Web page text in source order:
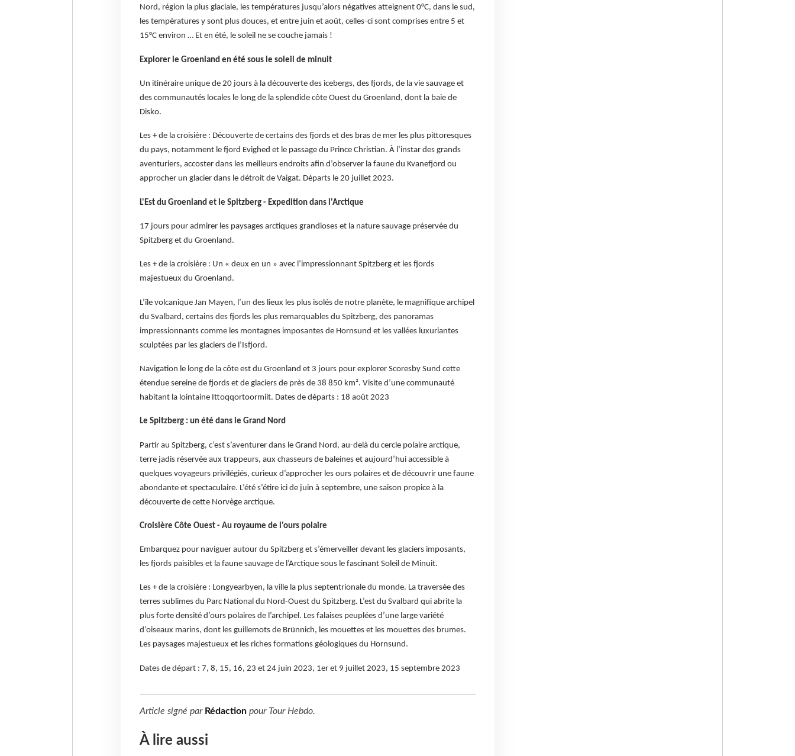
Nord, région la plus glaciale, les températures jusqu’alors négatives atteignent 0°C, dans le sud,
les températures y sont plus douces, et entre juin et août, celles-ci sont comprises entre 5 et
15°C environ … Et en été, le soleil ne se couche jamais !
Explorer le Groenland en été sous le soleil de minuit
Un itinéraire unique de 20 jours à la découverte des icebergs, des fjords, de la vie sauvage et
des communautés locales le long de la splendide côte Ouest du Groenland, dont la baie de
Disko.
Les + de la croisière : Découverte de certains des fjords et des bras de mer les plus pittoresques
du pays, notamment le fjord Evighed et le passage du Prince Christian. À l’instar des grands
aventuriers, accoster dans les meilleurs endroits afin d’observer la faune du Kvanefjord ou
approcher un glacier dans le détroit de Vaigat. Départs le 20 juillet 2023.
L'Est du Groenland et le Spitzberg - Expedition dans l'Arctique
17 jours pour admirer les paysages arctiques grandioses et la nature sauvage préservée du
Spitzberg et du Groenland.
Les + de la croisière : Un « deux en un » avec l’impressionnant Spitzberg et les fjords
majestueux du Groenland.
L’île volcanique Jan Mayen, l’un des lieux les plus isolés de notre planète, le magnifique archipel
du Svalbard, certains des fjords les plus remarquables du Spitzberg, des panoramas
impressionnants comme les montagnes imposantes de Hornsund et les vallées luxuriantes
sculptées par les glaciers de l’Isfjord.
Navigation le long de la côte est du Groenland et 3 jours pour explorer Scoresby Sund cette
étendue sereine de fjords et de glaciers de près de 38 850 km². Visite d’une communauté
habitant la lointaine Ittoqqortoormiit. Dates de départs : 18 août 2023
Le Spitzberg : un été dans le Grand Nord
Partir au Spitzberg, c’est s’aventurer dans le Grand Nord, au-delà du cercle polaire arctique,
terre jadis réservée aux trappeurs, aux chasseurs de baleines et aujourd’hui accessible à
quelques voyageurs privilégiés, curieux d’approcher les ours polaires et de découvrir une faune
abondante et spectaculaire. L’été s’étire ici de juin à septembre, une saison propice à la
découverte de cette Norvège arctique.
Croisière Côte Ouest - Au royaume de l'ours polaire
Embarquez pour naviguer autour du Spitzberg et s’émerveiller devant les glaciers imposants,
les fjords paisibles et la faune sauvage de l’Arctique sous le fascinant Soleil de Minuit.
Les + de la croisière : Longyearbyen, la ville la plus septentrionale du monde. La traversée des
terres sublimes du Parc National du Nord-Ouest du Spitzberg. L’est du Svalbard qui abrite la
plus forte densité d’ours polaires de l’archipel. Les falaises peuplées d’une large variété
d’oiseaux marins, dont les guillemots de Brünnich, les mouettes et les mouettes des brumes.
Les paysages majestueux et les riches formations géologiques du Hornsund.
Dates de départ : 7, 8, 15, 16, 23 et 24 juin 2023, 1er et 9 juillet 2023, 15 septembre 2023
Article signé par Rédactionpour Tour Hebdo.
À lire aussi